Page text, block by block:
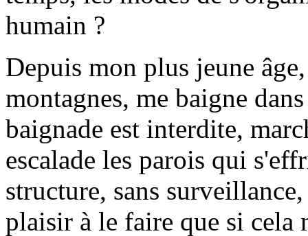
humain ?
Depuis mon plus jeune
montagnes, me baigne
baignade est interdite,
escalade les parois qui
structure, sans
plaisir à le faire que si cela